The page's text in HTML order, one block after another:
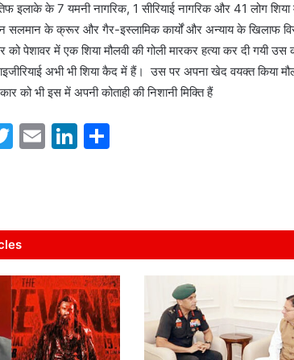
इलाके के 7 यमनी नागरिक, 1 सीरियाई नागरिक और 41 लोग
सलमान के क्रूर और गैर-इस्लामिक कार्यों और अन्याय के खिलाफ
पेशावर में एक शिया मौलवी की गोली मारकर हत्या कर दी गयी उस
अभी भी शिया कैद में हैं। उस पर अपना खेद वयक्त किया
को भी इस में अपनी कोताही की निशानी मिक्ति हैं
T
E
Li
dI
n